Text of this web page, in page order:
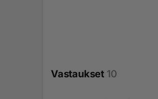
Vastaukset 10